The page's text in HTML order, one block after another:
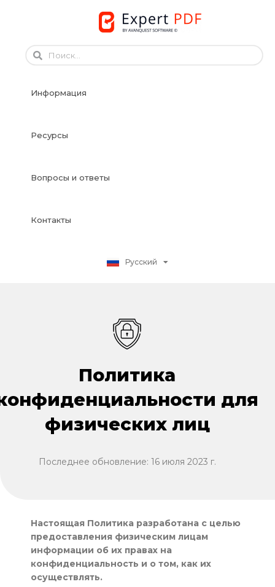
content
Информация
Ресурсы
Вопросы и ответы
Контакты
Русский
日本語
Политика
для
физических лиц
Последнее обновление: 16 июля 2023 г.
Настоящая Политика разработана с целью
предоставления физическим лицам
информации об их правах на
конфиденциальность и о том, как их
осуществлять.